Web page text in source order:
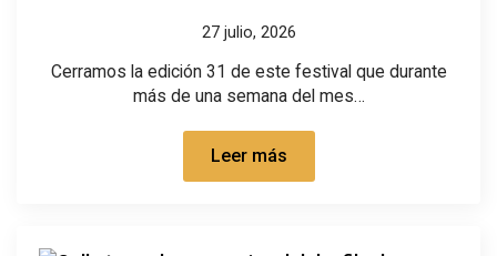
27 julio, 2026
Cerramos la edición 31 de este festival que durante
más de una semana del mes…
Leer más